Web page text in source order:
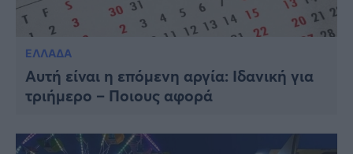
ΕΛΛΑΔΑ
Αυτή είναι η επόμενη αργία: Ιδανική για
τριήμερο – Ποιους αφορά